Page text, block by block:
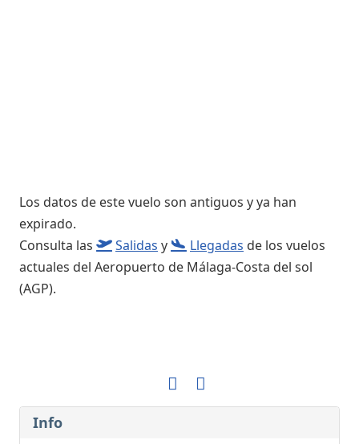
Los datos de este vuelo son antiguos y ya han
expirado.
Consulta las
Salidas y Llegadas de los vuelos
actuales del Aeropuerto de Málaga-Costa del sol
(AGP).
Info